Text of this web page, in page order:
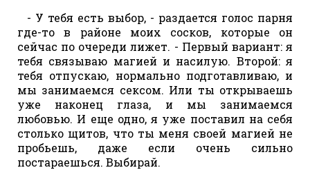
- У тебя есть выбор, - раздается голос парня
где-то в районе моих сосков, которые он
сейчас по очереди лижет. - Первый вариант: я
тебя связываю магией и насилую. Второй: я
тебя отпускаю, нормально подготавливаю, и
мы занимаемся сексом. Или ты открываешь
уже наконец глаза, и мы занимаемся
любовью. И еще одно, я уже поставил на себя
столько щитов, что ты меня своей магией не
пробьешь, даже если очень сильно
постараешься. Выбирай.